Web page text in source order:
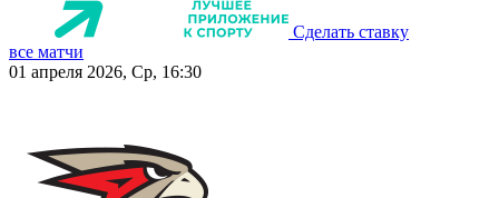
Сделать ставку
все матчи
01 апреля 2026, Ср, 16:30